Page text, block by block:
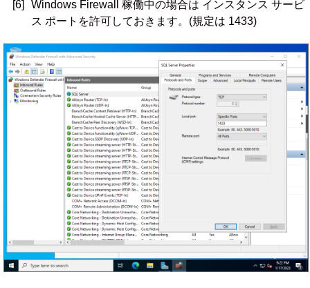
[6]
Windows Firewall 稼働中の場合は インスタンス サービ
ス ポートを許可しておきます。(規定は 1433)